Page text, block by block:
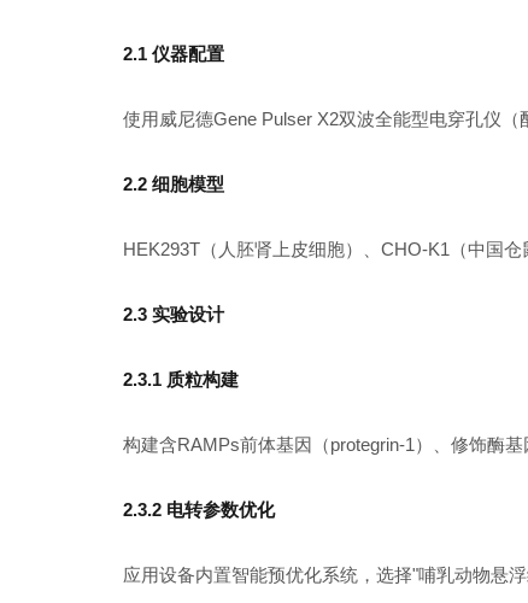
2.1 仪器配置
使用威尼德Gene Pulser X2双波全能型电穿孔仪
2.2 细胞模型
HEK293T（人胚肾上皮细胞）、CHO-K1（中国
2.3 实验设计
2.3.1 质粒构建
构建含RAMPs前体基因（protegrin-1）、修饰酶
2.3.2 电转参数优化
应用设备内置智能预优化系统，选择"哺乳动物悬